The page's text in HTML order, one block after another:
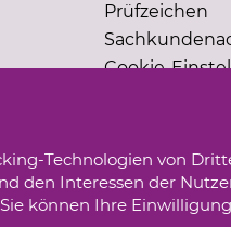
Prüfzeichen
Cookie-
Technologien von
den Interessen der
können Ihre